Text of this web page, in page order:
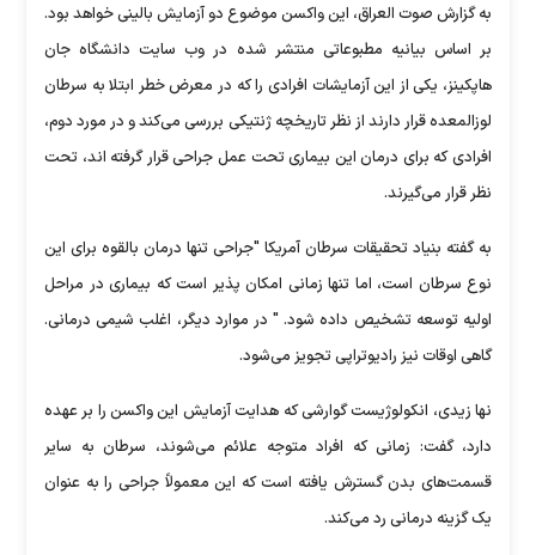
به گزارش صوت العراق، این واکسن موضوع دو آزمایش بالینی خواهد بود.
بر اساس بیانیه مطبوعاتی منتشر شده در وب سایت دانشگاه جان
هاپکینز، یکی از این آزمایشات افرادی را که در معرض خطر ابتلا به سرطان
لوزالمعده قرار دارند از نظر تاریخچه ژنتیکی بررسی می‌کند و در مورد دوم،
افرادی که برای درمان این بیماری تحت عمل جراحی قرار گرفته اند، تحت
نظر قرار می‌گیرند.
به گفته بنیاد تحقیقات سرطان آمریکا "جراحی تنها درمان بالقوه برای این
نوع سرطان است، اما تنها زمانی امکان پذیر است که بیماری در مراحل
اولیه توسعه تشخیص داده شود. " در موارد دیگر، اغلب شیمی درمانی.
گاهی اوقات نیز رادیوتراپی تجویز می‌شود.
نها زیدی، انکولوژیست گوارشی که هدایت آزمایش این واکسن را بر عهده
دارد، گفت: زمانی که افراد متوجه علائم می‌شوند، سرطان به سایر
قسمت‌های بدن گسترش یافته است که این معمولاً جراحی را به عنوان
یک گزینه درمانی رد می‌کند.